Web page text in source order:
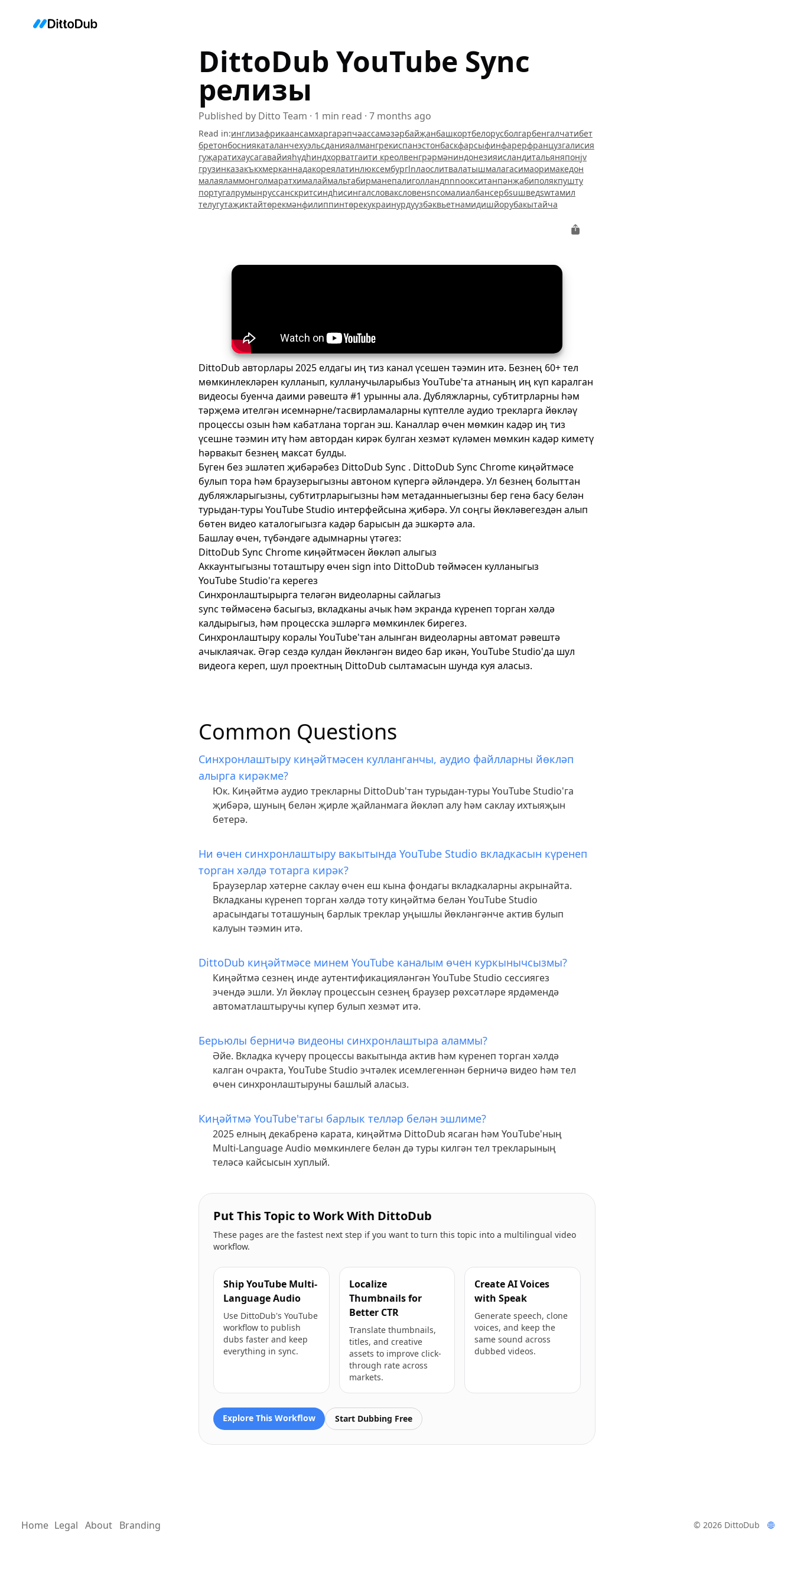
DittoDub YouTube Sync
релизы
Published by Ditto Team · 1 min read · 7 months ago
Read in:инглизафрикаансамхаргарәпчәассамәзәрбайҗанбашкортбелорусболгарбенгалчатибет
бретонбосниякаталанчехуэльсданияалмангрекиспанэстонбаскфарсыфинфарерфранцузгалисия
гуҗаратихаусагавайияһүдһиндхорватгаити креолвенгрәрмәниндонезияисландитальяняпонjv
грузинказакъкхмерканнадакореялатинлюксембургlnлаослитвалатышмалагасимаоримакедон
малаяламмонголмаратхималаймальтабирманепалиголландnnnoокситанпәнҗабиполякпушту
португалрумынруссанскритсиндһисингалсловаксловенsnсомалиалбансербsuшведswтамил
телугутаҗиктайтөрекмәнфилиппинтөрекукраинурдуүзбәквьетнамидишйорубакытайча
DittoDub авторлары 2025 елдагы иң тиз канал үсешен тәэмин итә. Безнең 60+ тел
мөмкинлекләрен кулланып, кулланучыларыбыз YouTube'та атнаның иң күп каралган
видеосы буенча даими рәвештә #1 урынны ала. Дубляжларны, субтитрларны һәм
тәрҗемә ителгән исемнәрне/тасвирламаларны күптелле аудио трекларга йөкләү
процессы озын һәм кабатлана торган эш. Каналлар өчен мөмкин кадәр иң тиз
үсешне тәэмин итү һәм автордан кирәк булган хезмәт күләмен мөмкин кадәр киметү
һәрвакыт безнең максат булды.
Бүген без эшләтеп җибәрәбез DittoDub Sync . DittoDub Sync Chrome киңәйтмәсе
булып тора һәм браузерыгызны автоном күпергә әйләндерә. Ул безнең болыттан
дубляжларыгызны, субтитрларыгызны һәм метаданныегызны бер генә басу белән
турыдан-туры YouTube Studio интерфейсына җибәрә. Ул соңгы йөкләвегездән алып
бөтен видео каталогыгызга кадәр барысын да эшкәртә ала.
Башлау өчен, түбәндәге адымнарны үтәгез:
DittoDub Sync Chrome киңәйтмәсен йөкләп алыгыз
Аккаунтыгызны тоташтыру өчен sign into DittoDub төймәсен кулланыгыз
YouTube Studio'га керегез
Синхронлаштырырга теләгән видеоларны сайлагыз
sync төймәсенә басыгыз, вкладканы ачык һәм экранда күренеп торган хәлдә
калдырыгыз, һәм процесска эшләргә мөмкинлек бирегез.
Синхронлаштыру коралы YouTube'тан алынган видеоларны автомат рәвештә
ачыклаячак. Әгәр сездә кулдан йөкләнгән видео бар икән, YouTube Studio'да шул
видеога кереп, шул проектның DittoDub сылтамасын шунда куя аласыз.
Common Questions
Синхронлаштыру киңәйтмәсен кулланганчы, аудио файлларны йөкләп
алырга кирәкме?
Юк. Киңәйтмә аудио трекларны DittoDub'тан турыдан-туры YouTube Studio'га
җибәрә, шуның белән җирле җайланмага йөкләп алу һәм саклау ихтыяҗын
бетерә.
Ни өчен синхронлаштыру вакытында YouTube Studio вкладкасын күренеп
торган хәлдә тотарга кирәк?
Браузерлар хәтерне саклау өчен еш кына фондагы вкладкаларны акрынайта.
Вкладканы күренеп торган хәлдә тоту киңәйтмә белән YouTube Studio
арасындагы тоташуның барлык треклар уңышлы йөкләнгәнче актив булып
калуын тәэмин итә.
DittoDub киңәйтмәсе минем YouTube каналым өчен куркынычсызмы?
Киңәйтмә сезнең инде аутентификацияләнгән YouTube Studio сессиягез
эчендә эшли. Ул йөкләү процессын сезнең браузер рөхсәтләре ярдәмендә
автоматлаштыручы күпер булып хезмәт итә.
Берьюлы берничә видеоны синхронлаштыра аламмы?
Әйе. Вкладка күчерү процессы вакытында актив һәм күренеп торган хәлдә
калган очракта, YouTube Studio эчтәлек исемлегеннән берничә видео һәм тел
өчен синхронлаштыруны башлый аласыз.
Киңәйтмә YouTube'тагы барлык телләр белән эшлиме?
2025 елның декабренә карата, киңәйтмә DittoDub ясаган һәм YouTube'ның
Multi-Language Audio мөмкинлеге белән дә туры килгән тел трекларының
теләсә кайсысын хуплый.
Put This Topic to Work With DittoDub
These pages are the fastest next step if you want to turn this topic into a multilingual video
workflow.
Ship YouTube Multi-
Language Audio
Use DittoDub's YouTube
workflow to publish
dubs faster and keep
everything in sync.
Localize
Thumbnails for
Better CTR
Translate thumbnails,
titles, and creative
assets to improve click-
through rate across
markets.
Create AI Voices
with Speak
Generate speech, clone
voices, and keep the
same sound across
dubbed videos.
Explore This Workflow Start Dubbing Free
Home Legal About Branding © 2026 DittoDub